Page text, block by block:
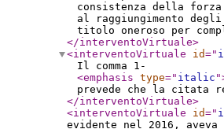
consistenza della
al raggiungimento
titolo oneroso per
</interventoVirtuale>
<interventoVirtuale
id="
Il comma 1-
<emphasis type=" italic "
prevede che la citata
</interventoVirtuale>
<interventoVirtuale
id="
evidente nel 2016,